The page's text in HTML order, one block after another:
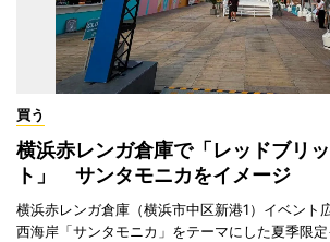
買う
横浜赤レンガ倉庫で「レッドブリ
ト」 サンタモニカをイメージ
横浜赤レンガ倉庫（横浜市中区新港1）イベント
西海岸「サンタモニカ」をテーマにした夏季限